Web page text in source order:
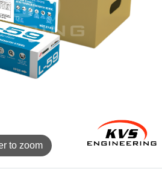
to zoom